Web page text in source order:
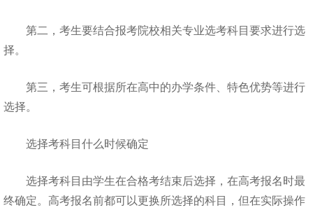
第二，考生要结合报考院校相关专业选考科目要求进行选
择。
第三，考生可根据所在高中的办学条件、特色优势等进行
选择。
选择考科目什么时候确定
选择考科目由学生在合格考结束后选择，在高考报名时最
终确定。高考报名前都可以更换所选择的科目，但在实际操作